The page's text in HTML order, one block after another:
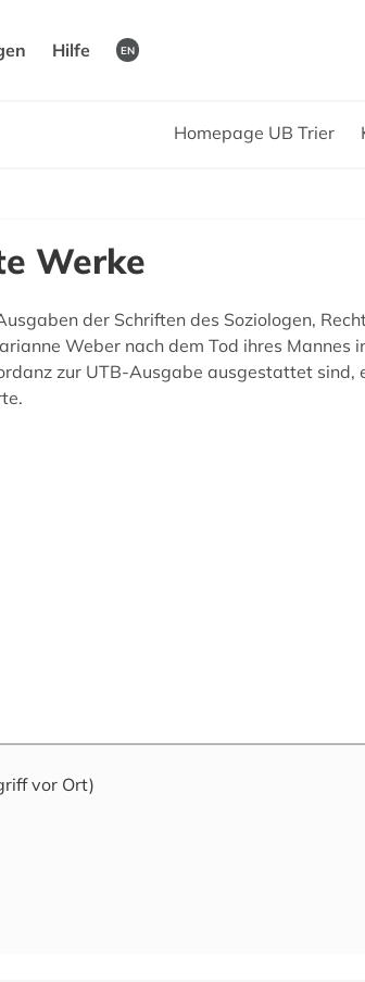
Hilfe EN
Homepage UB Trier
Werke
der Schriften des Soziologen,
Weber nach dem Tod ihres Mannes
zur UTB-Ausgabe ausgestattet
vor Ort)